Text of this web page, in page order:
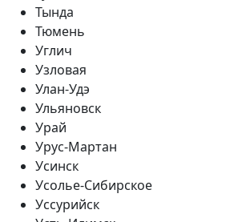
Тында
Тюмень
Углич
Узловая
Улан-Удэ
Ульяновск
Урай
Урус-Мартан
Усинск
Усолье-Сибирское
Уссурийск